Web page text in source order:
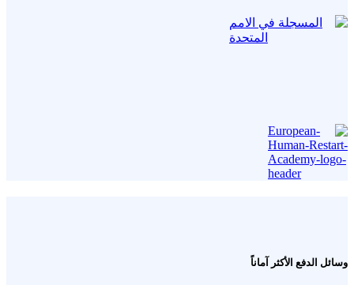
وسائل الدفع الأكثر آماناً